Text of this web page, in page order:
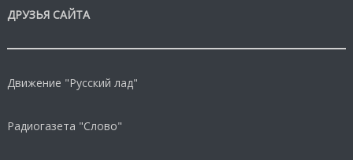
ДРУЗЬЯ САЙТА
Движение "Русский лад"
Радиогазета "Слово"